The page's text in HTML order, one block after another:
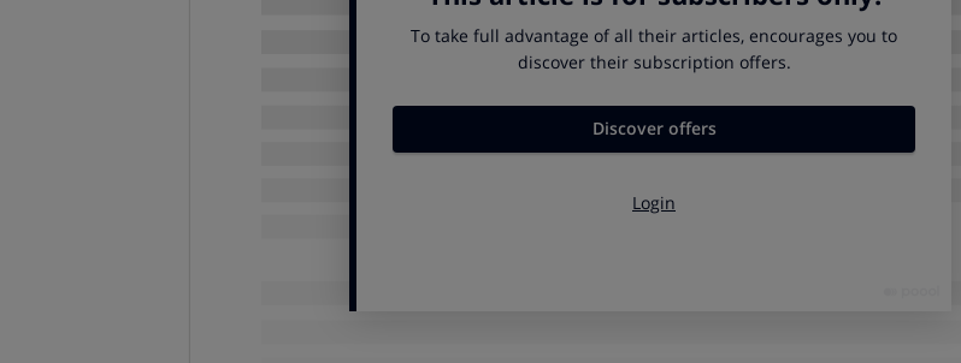
O puede tratarse de un insomnio primario, es decir, sin una causa aparente.